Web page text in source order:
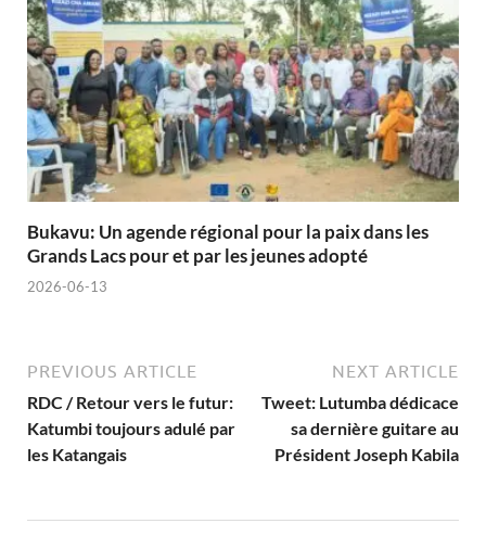
Bukavu: Un agende régional pour la paix dans les
Grands Lacs pour et par les jeunes adopté
2026-06-13
PREVIOUS ARTICLE
RDC / Retour vers le futur:
Katumbi toujours adulé par
les Katangais
NEXT ARTICLE
Tweet: Lutumba dédicace
sa dernière guitare au
Président Joseph Kabila